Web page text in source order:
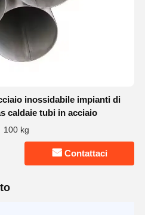
inossidabile impianti di
caldaie tubi in acciaio
100 kg
Contattaci